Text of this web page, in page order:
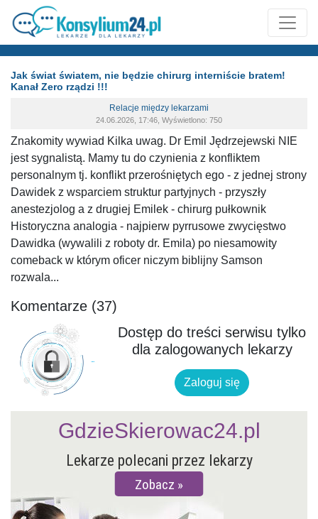
Jak świat światem, nie będzie chirurg interniście bratem!
Kanał Zero rządzi !!!
Relacje między lekarzami
24.06.2026, 17:46, Wyświetlono: 750
Znakomity wywiad Kilka uwag. Dr Emil Jędrzejewski NIE
jest sygnalistą. Mamy tu do czynienia z konfliktem
personalnym tj. konflikt przerośniętych ego - z jednej strony
Dawidek z wsparciem struktur partyjnych - przyszły
anestezjolog a z drugiej Emilek - chirurg pułkownik
Historyczna analogia - najpierw pyrrusowe zwycięstwo
Dawidka (wywalili z roboty dr. Emila) po niesamowity
comeback w którym oficer niczym biblijny Samson
rozwala...
Komentarze (37)
Dostęp do treści serwisu tylko
dla zalogowanych lekarzy
Zaloguj się
Lekarze polecani przez lekarzy
Zobacz
GdzieSkierowac24.pl